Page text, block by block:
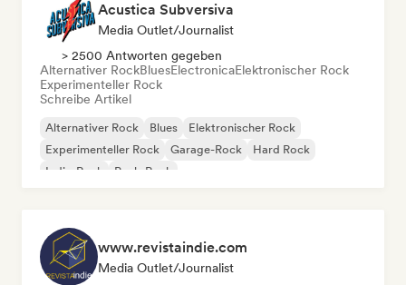
Acustica Subversiva
Media Outlet/Journalist
> 2500 Antworten gegeben
Alternativer RockBluesElectronicaElektronischer Rock
Experimenteller Rock
Schreibe Artikel
Alternativer Rock Blues
Elektronischer Rock
Experimenteller Rock
Garage-Rock
Hard Rock
Indie-Rock
Punk-Rock
www.revistaindie.com
Media Outlet/Journalist